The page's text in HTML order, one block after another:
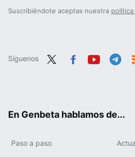
Suscribiéndote aceptas nuestra
Síguenos
En Genbeta hablamos de...
Paso a paso